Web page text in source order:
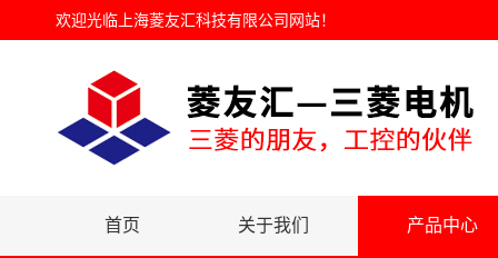
欢迎光临 上海菱友汇科技有限公司网站！
首页 关于我们 产品中心